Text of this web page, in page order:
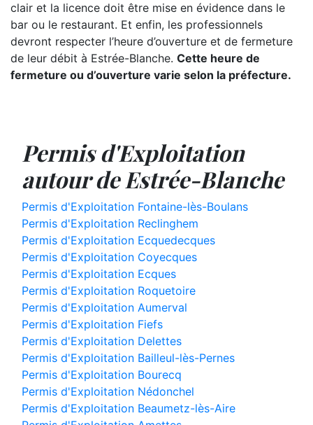
clair et la licence doit être mise en évidence dans le
bar ou le restaurant. Et enfin, les professionnels
devront respecter l’heure d’ouverture et de fermeture
de leur débit à Estrée-Blanche. Cette heure de
fermeture ou d’ouverture varie selon la préfecture.
Permis d'Exploitation
autour de Estrée-Blanche
Permis d'Exploitation Fontaine-lès-Boulans
Permis d'Exploitation Reclinghem
Permis d'Exploitation Ecquedecques
Permis d'Exploitation Coyecques
Permis d'Exploitation Ecques
Permis d'Exploitation Roquetoire
Permis d'Exploitation Aumerval
Permis d'Exploitation Fiefs
Permis d'Exploitation Delettes
Permis d'Exploitation Bailleul-lès-Pernes
Permis d'Exploitation Bourecq
Permis d'Exploitation Nédonchel
Permis d'Exploitation Beaumetz-lès-Aire